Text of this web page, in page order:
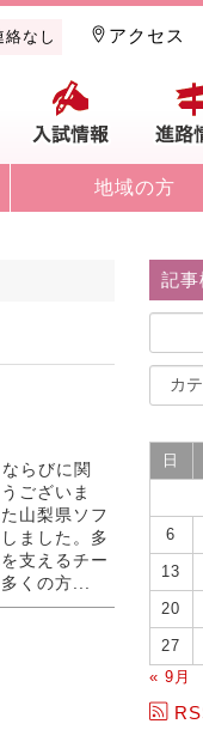
絡なし アクセス
学校生活 入試情報
地域の方
らびに関
ございま
山梨県ソフ
ました。多
支えるチー
くの方...
記事
日
6
13
20
27
« 9月